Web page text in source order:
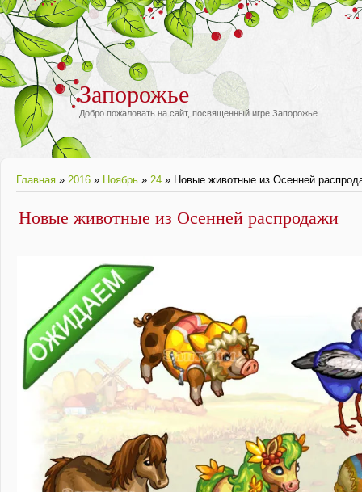
Запорожье
Добро пожаловать на сайт, посвященный игре Запорожье
Главная » 2016 » Ноябрь » 24 » Новые животные из Осенней
Новые животные из Осенней распродажи